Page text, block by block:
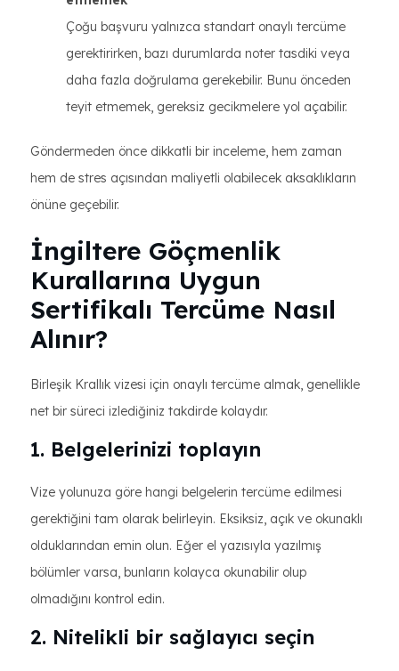
Çoğu başvuru yalnızca standart onaylı tercüme
gerektirirken, bazı durumlarda noter tasdiki veya
daha fazla doğrulama gerekebilir. Bunu önceden
teyit etmemek, gereksiz gecikmelere yol açabilir.
Göndermeden önce dikkatli bir inceleme, hem zaman
hem de stres açısından maliyetli olabilecek aksaklıkların
önüne geçebilir.
İngiltere Göçmenlik
Kurallarına Uygun
Sertifikalı Tercüme Nasıl
Alınır?
Birleşik Krallık vizesi için onaylı tercüme almak, genellikle
net bir süreci izlediğiniz takdirde kolaydır.
1. Belgelerinizi toplayın
Vize yolunuza göre hangi belgelerin tercüme edilmesi
gerektiğini tam olarak belirleyin. Eksiksiz, açık ve okunaklı
olduklarından emin olun. Eğer el yazısıyla yazılmış
bölümler varsa, bunların kolayca okunabilir olup
olmadığını kontrol edin.
2. Nitelikli bir sağlayıcı seçin